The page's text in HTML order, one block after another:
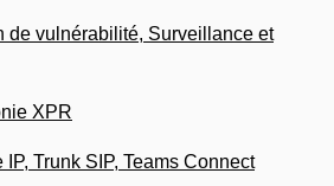
de vulnérabilité, Surveillance et
XPR
Trunk SIP, Teams Connect